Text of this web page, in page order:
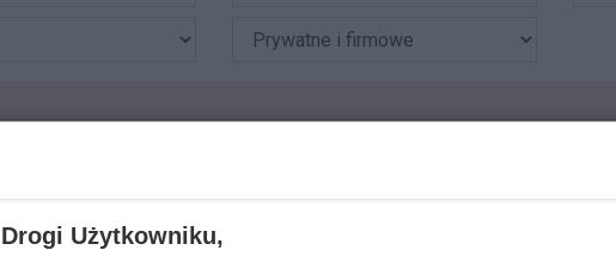
Drogi Użytkowniku,